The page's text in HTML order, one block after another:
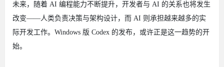
未来，随着 AI 编程能力不断提升，开发者与 AI 的关系也将发生
改变——人类负责决策与架构设计，而 AI 则承担越来越多的实
际开发工作。Windows 版 Codex 的发布，或许正是这一趋势的开
始。